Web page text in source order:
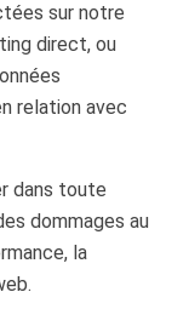
sur notre
direct, ou
relation avec
dans toute
dommages au
la